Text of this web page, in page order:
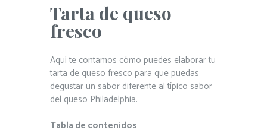
Tarta de queso
fresco
Aquí te contamos cómo puedes elaborar tu
tarta de queso fresco para que puedas
degustar un sabor diferente al típico sabor
del queso Philadelphia.
Tabla de contenidos